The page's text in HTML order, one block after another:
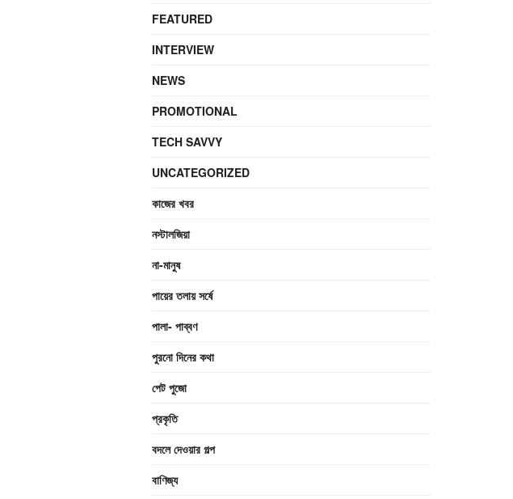
FEATURED
INTERVIEW
NEWS
PROMOTIONAL
TECH SAVVY
UNCATEGORIZED
কাজের খবর
নস্টালজিয়া
না-মানুষ
পায়ের তলায় সর্ষে
পালা- পাব্বণ
পুরনো দিনের কথা
পেট পুজো
প্রকৃতি
বদলে দেওয়ার গল্প
বাণিজ্য